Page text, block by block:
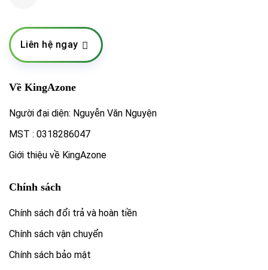
Liên hệ ngay
Về KingAzone
Người đại diện: Nguyễn Văn Nguyện
MST : 0318286047
Giới thiệu về KingAzone
Chính sách
Chính sách đổi trả và hoàn tiền
Chính sách vận chuyển
Chính sách bảo mật